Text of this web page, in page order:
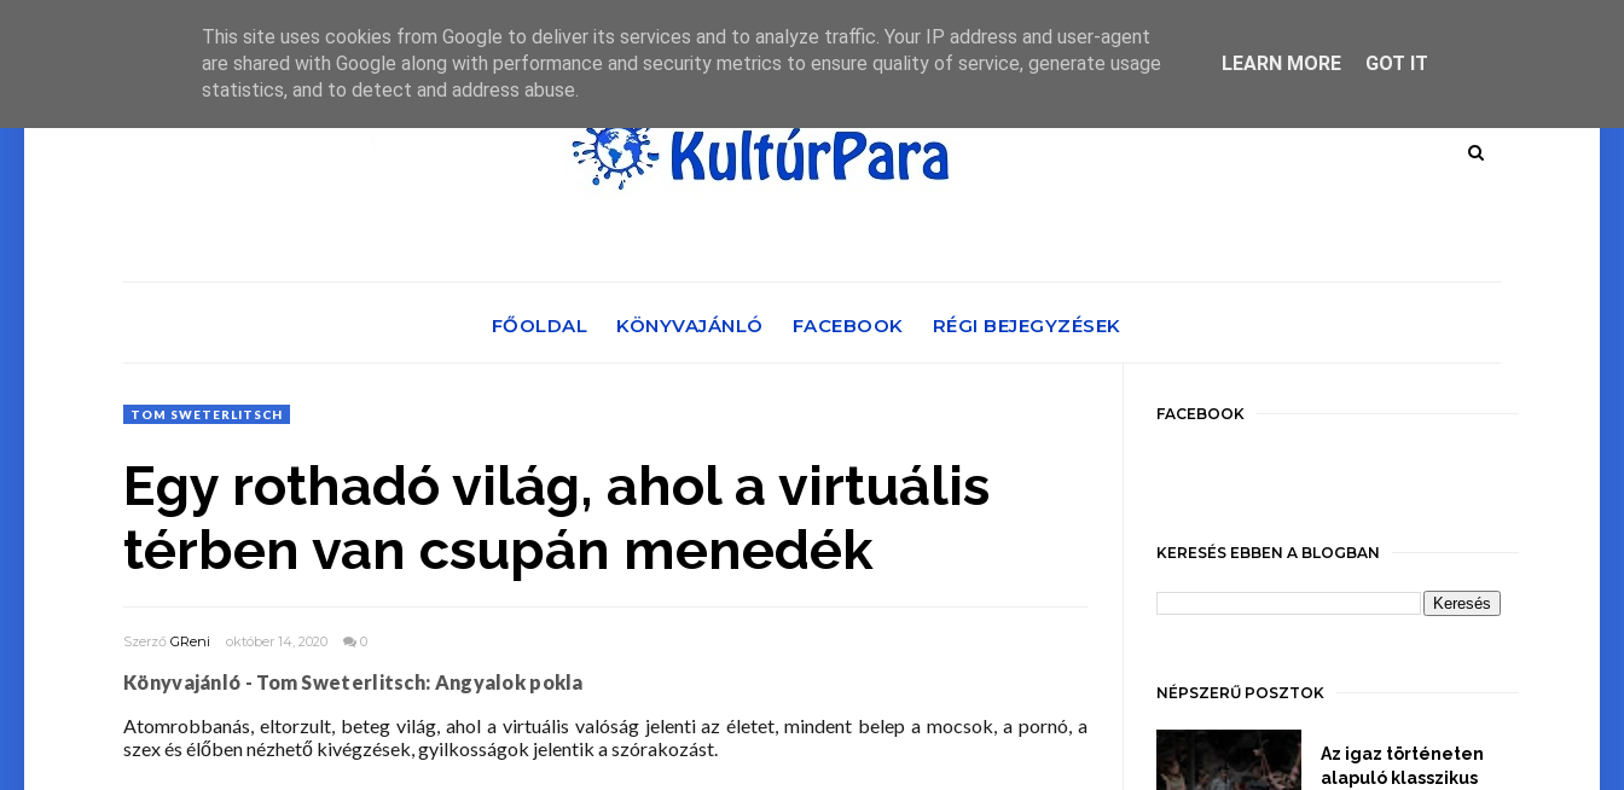
FŐOLDAL KÖNYVAJÁNLÓ FACEBOOK RÉGI BEJEGYZÉSEK
TOM SWETERLITSCH
Egy rothadó világ, ahol a virtuális
térben van csupán menedék
Szerző GReni október 14, 2020 0
Könyvajánló - Tom Sweterlitsch: Angyalok pokla
Atomrobbanás, eltorzult, beteg világ, ahol a virtuális valóság jelenti az életet, mindent belep a mocsok, a pornó, a
szex és élőben nézhető kivégzések, gyilkosságok jelentik a szórakozást.
FACEBOOK
KERESÉS EBBEN A BLOGBAN
NÉPSZERŰ POSZTOK
Az igaz történeten
alapuló klasszikus
This site uses cookies from Google to deliver its services and to analyze traffic. Your IP address and user-agent
are shared with Google along with performance and security metrics to ensure quality of service, generate usage
statistics, and to detect and address abuse.
LEARN MORE GOT IT